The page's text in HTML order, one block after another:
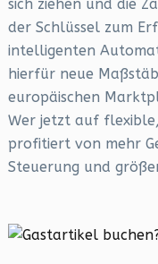
sich ziehen und die
der Schlüssel zum
intelligenten
hierfür neue
europäischen
Wer jetzt auf
profitiert von mehr
Steuerung und